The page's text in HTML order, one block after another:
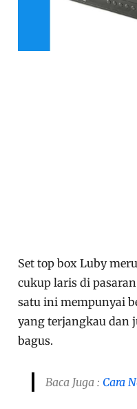
Set top box Luby
cukup laris di
satu ini mempunyai
yang terjangkau dan
bagus.
Baca Juga : Cara